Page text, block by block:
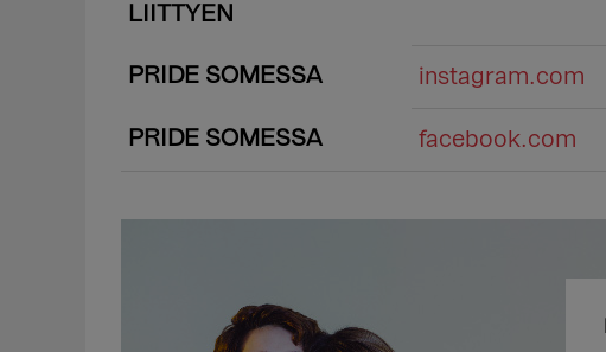
LIITTYEN
PRIDE SOMESSA instagram.com
PRIDE SOMESSA facebook.com